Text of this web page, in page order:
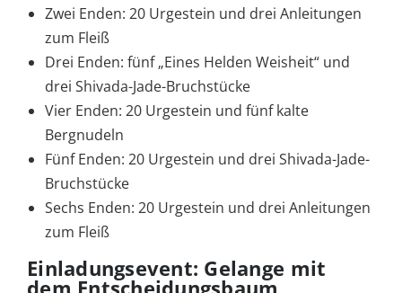
Zwei Enden: 20 Urgestein und drei Anleitungen
zum Fleiß
Drei Enden: fünf „Eines Helden Weisheit“ und
drei Shivada-Jade-Bruchstücke
Vier Enden: 20 Urgestein und fünf kalte
Bergnudeln
Fünf Enden: 20 Urgestein und drei Shivada-Jade-
Bruchstücke
Sechs Enden: 20 Urgestein und drei Anleitungen
zum Fleiß
Einladungsevent: Gelange mit
dem Entscheidungsbaum